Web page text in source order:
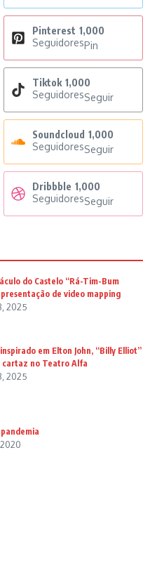
Pinterest 1,000
SeguidoresPin
Tiktok 1,000
SeguidoresSeguir
Soundcloud 1,000
SeguidoresSeguir
Dribbble 1,000
SeguidoresSeguir
do Castelo “Rá-Tim-Bum
de video mapping
2025
em Elton John, “Billy Elliot”
cartaz no Teatro Alfa
2025